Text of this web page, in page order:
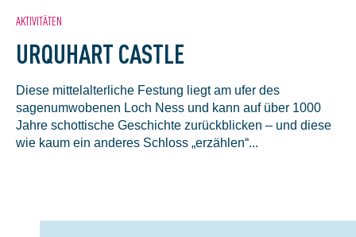
AKTIVITÄTEN
URQUHART CASTLE
Diese mittelalterliche Festung liegt am ufer des
sagenumwobenen Loch Ness und kann auf über 1000
Jahre schottische Geschichte zurückblicken – und diese
wie kaum ein anderes Schloss „erzählen“...